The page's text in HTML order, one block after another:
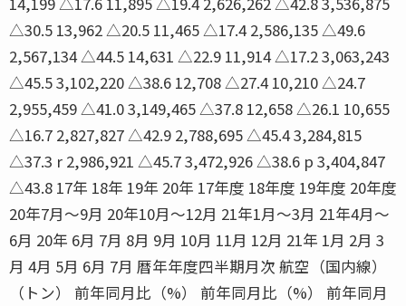
△30.5 13,962 △20.5 11,465 △17.4 2,586,135 △49.6
2,567,134 △44.5 14,631 △22.9 11,914 △17.2 3,063,243
△45.5 3,102,220 △38.6 12,708 △27.4 10,210 △24.7
2,955,459 △41.0 3,149,465 △37.8 12,658 △26.1 10,655
△16.7 2,827,827 △42.9 2,788,695 △45.4 3,284,815
△37.3 r 2,986,921 △45.7 3,472,926 △38.6 p 3,404,847
△43.8 17年 18年 19年 20年 17年度 18年度 19年度 20年度
20年7月〜9月 20年10月〜12月 21年1月〜3月 21年4月〜
6月 20年 6月 7月 8月 9月 10月 11月 12月 21年 1月 2月 3
月 4月 5月 6月 7月 暦年年度四半期月次 航空（国内線）
（トン） 前年同月比（%） 前年同月比（%） 前年同月